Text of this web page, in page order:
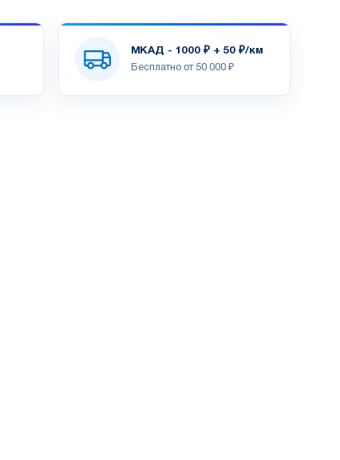
МКАД - 1000 ₽ + 50 ₽/км
Бесплатно от 50 000 ₽